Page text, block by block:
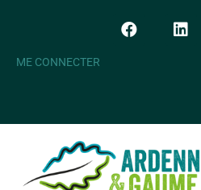
ME CONNECTER